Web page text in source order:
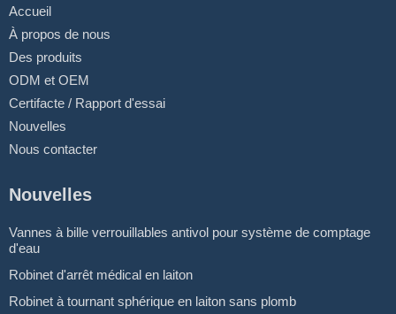
Accueil
À propos de nous
Des produits
ODM et OEM
Certifacte / Rapport d'essai
Nouvelles
Nous contacter
Nouvelles
Vannes à bille verrouillables antivol pour système de comptage
d'eau
Robinet d'arrêt médical en laiton
Robinet à tournant sphérique en laiton sans plomb